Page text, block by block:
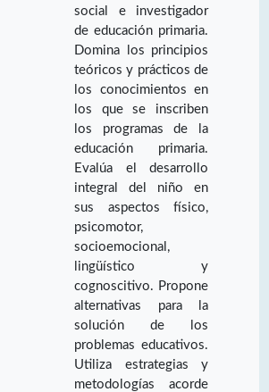
social e investigador
de educación primaria.
Domina los principios
teóricos y prácticos de
los conocimientos en
los que se inscriben
los programas de la
educación primaria.
Evalúa el desarrollo
integral del niño en
sus aspectos físico,
psicomotor,
socioemocional,
lingüístico y
cognoscitivo. Propone
alternativas para la
solución de los
problemas educativos.
Utiliza estrategias y
metodologías acorde